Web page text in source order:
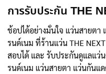
การรับประกัน THE
ช้อปได้อย่างมั่นใจ แว่นสายต
รนด์เนม ที่ร้านแว่น THE
สอบได้ และ รับประกันดูแลแว่
รนด์เนม แว่นสายตา แว่นกันแ